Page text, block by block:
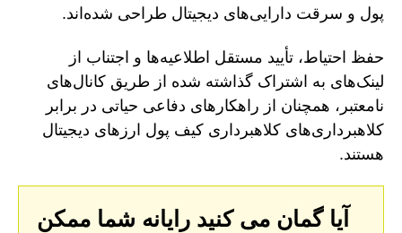
پول و سرقت دارایی‌های دیجیتال طراحی شده‌اند.
حفظ احتیاط، تأیید مستقل اطلاعیه‌ها و اجتناب از
لینک‌های به اشتراک گذاشته شده از طریق کانال‌های
نامعتبر، همچنان از راهکارهای دفاعی حیاتی در برابر
کلاهبرداری‌های کلاهبرداری کیف پول ارزهای دیجیتال
هستند.
آیا گمان می کنید رایانه شما ممکن